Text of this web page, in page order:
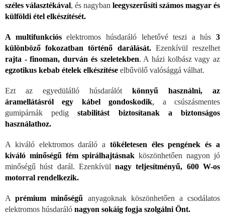
széles választékával, és nagyban leegyszerűsíti számos magyar és
külföldi étel elkészítését.
A multifunkcióselektromos húsdaráló lehetővé teszi a hús 3
különböző fokozatban történő darálását.Ezenkívül reszelhet
rajta - finoman, durván és szeletekben. A házi kolbász vagy az
egzotikus kebab ételek elkészítése elbűvölő valósággá válhat.
Ezt az egyedülálló húsdarálót könnyű használni, az
áramellátásról egy kábel gondoskodik, a csúszásmentes
gumipárnák pedigstabilitást biztosítanak a biztonságos
használathoz.
A kiváló elektromos daráló a tökéletesen éles pengének és a
kiváló minőségű fém spirálhajtásnak köszönhetően nagyon jó
minőségű húst darál. Ezenkívülnagy teljesítményű, 600 W-os
motorral rendelkezik.
Aprémium minőségű anyagoknak köszönhetően a csodálatos
elektromos húsdaráló nagyon sokáig fogja szolgálni Önt.